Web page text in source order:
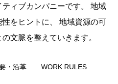
かすべきか？
は？
ィブカンパニーです。 地域
をヒントに、 地域資源の可
文脈を整えていきます。
・沿革 WORK RULES